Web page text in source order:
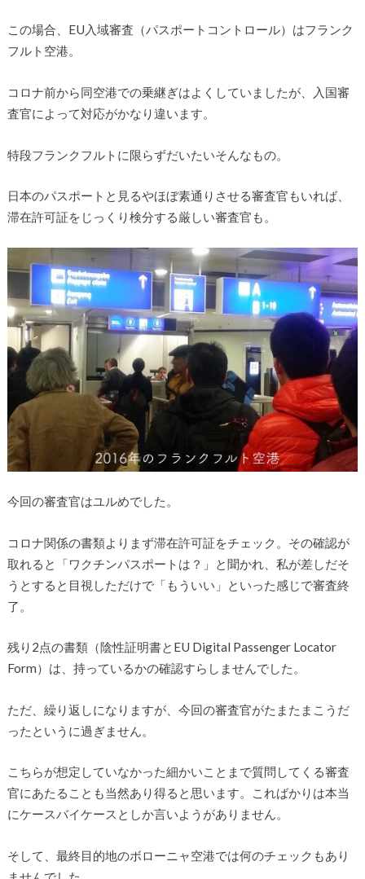
この場合、EU入域審査（パスポートコントロール）はフランク
フルト空港。
コロナ前から同空港での乗継ぎはよくしていましたが、入国審
査官によって対応がかなり違います。
特段フランクフルトに限らずだいたいそんなもの。
日本のパスポートと見るやほぼ素通りさせる審査官もいれば、
滞在許可証をじっくり検分する厳しい審査官も。
今回の審査官はユルめでした。
コロナ関係の書類よりまず滞在許可証をチェック。その確認が
取れると「ワクチンパスポートは？」と聞かれ、私が差しだそ
うとすると目視しただけで「もういい」といった感じで審査終
了。
残り2点の書類（陰性証明書とEU Digital Passenger Locator
Form）は、持っているかの確認すらしませんでした。
ただ、繰り返しになりますが、今回の審査官がたまたまこうだ
ったというに過ぎません。
こちらが想定していなかった細かいことまで質問してくる審査
官にあたることも当然あり得ると思います。こればかりは本当
にケースバイケースとしか言いようがありません。
そして、最終目的地のボローニャ空港では何のチェックもあり